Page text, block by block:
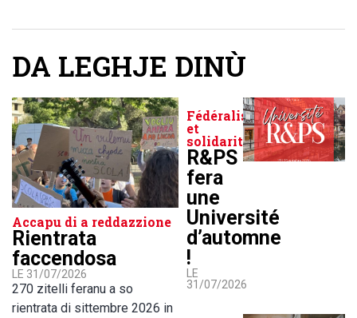
DA LEGHJE DINÙ
Accapu di a reddazzione
Rientrata
faccendosa
LE 31/07/2026
270 zitelli feranu a so
rientrata di sittembre 2026 in
Fédéralisme
et
solidarité
R&PS
fera
une
Université
d’automne
!
LE
31/07/2026